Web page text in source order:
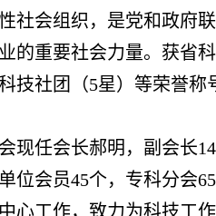
社会组织，是党和政府
的重要社会力量。获省
技社团（5星）等荣誉称
现任会长郝明，副会长
位会员45个，专科分会65
心工作，致力为科技工